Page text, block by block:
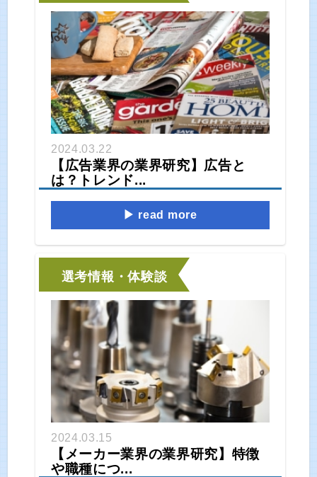
2024.03.22
【広告業界の業界研究】広告と
は？トレンド...
read more
選考情報・体験談
2024.03.15
【メーカー業界の業界研究】特徴
や職種につ...